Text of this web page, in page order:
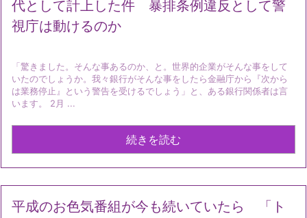
代として計上した件 暴排条例違反として警
視庁は動けるのか
「驚きました。そんな事あるのか、と。世界的企業がそんな事をして
いたのでしょうか。我々銀行がそんな事をしたら金融庁から『次から
は業務停止』という警告を受けるでしょう」と、ある銀行関係者は言
います。 2月 ...
続きを読む
平成のお色気番組が今も続いていたら 「ト